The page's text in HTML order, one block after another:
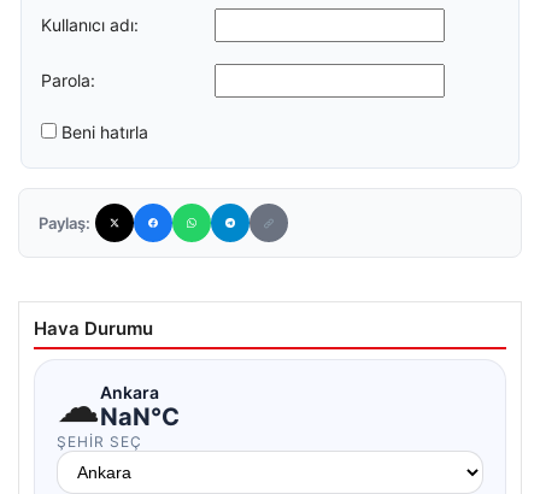
Kullanıcı adı:
Parola:
Beni hatırla
Paylaş:
Hava Durumu
☁Ankara
NaN°C
ŞEHIR SEÇ